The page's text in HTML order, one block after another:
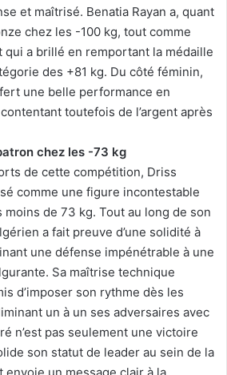
et maîtrisé. Benatia Rayan a, quant
chez les -100 kg, tout comme
qui a brillé en remportant la médaille
des +81 kg. Du côté féminin,
une belle performance en
toutefois de l’argent après
chez les -73 kg
de cette compétition, Driss
comme une figure incontestable
moins de 73 kg. Tout au long de son
a fait preuve d’une solidité à
une défense impénétrable à une
Sa maîtrise technique
d’imposer son rythme dès les
un à un ses adversaires avec
n’est pas seulement une victoire
son statut de leader au sein de la
envoie un message clair à la